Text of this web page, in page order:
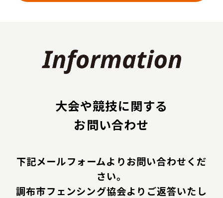
大会や競技に関する
お問い合わせ
下記メールフォームよりお問い合わせくだ
さい。
調布市フェンシング協会よりご返答いたし